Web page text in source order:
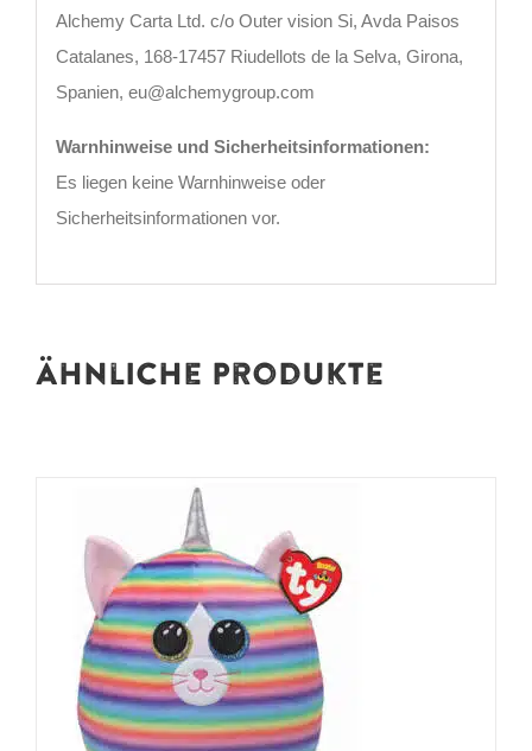
Alchemy Carta Ltd. c/o Outer vision Si, Avda Paisos
Catalanes, 168-17457 Riudellots de la Selva, Girona,
Spanien, eu@alchemygroup.com
Warnhinweise und Sicherheitsinformationen:
Es liegen keine Warnhinweise oder
Sicherheitsinformationen vor.
Ähnliche Produkte